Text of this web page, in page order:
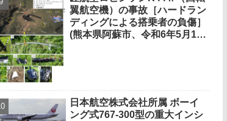
翼航空機）の事故［ハードラン
ディングによる搭乗者の負傷］
(熊本県阿蘇市、令和6年5月13
日本航空株式会社所属 ボーイ
ング式767-300型の重大インシ